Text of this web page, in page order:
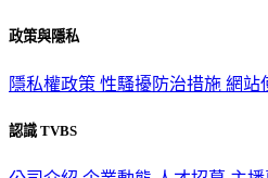
政策與隱私
隱私權政策 性騷擾防治措施 網站
認識 TVBS